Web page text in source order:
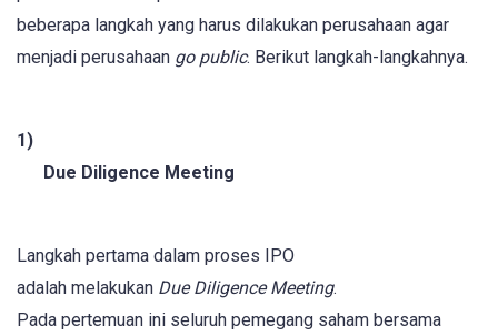
beberapa langkah yang harus dilakukan perusahaan agar
menjadi perusahaan go public. Berikut langkah-langkahnya.
1)
Due Diligence Meeting
Langkah pertama dalam proses IPO
adalah melakukan Due Diligence Meeting.
Pada pertemuan ini seluruh pemegang saham bersama